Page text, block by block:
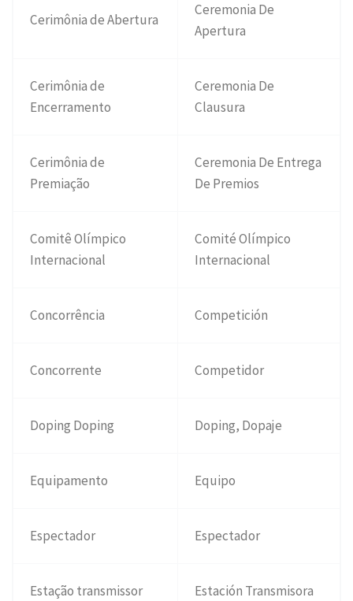
Cerimônia de Abertura
Ceremonia De
Apertura
Cerimônia de
Encerramento
Ceremonia De
Clausura
Cerimônia de
Premiação
Ceremonia De Entrega
De Premios
Comitê Olímpico
Internacional
Comité Olímpico
Internacional
Concorrência Competición
Concorrente Competidor
Doping Doping Doping, Dopaje
Equipamento Equipo
Espectador Espectador
Estação transmissor Estación Transmisora